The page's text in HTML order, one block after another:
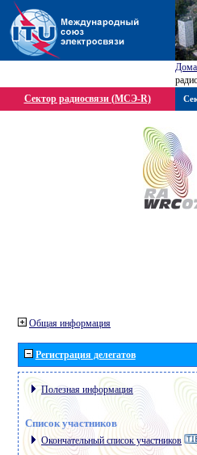
Сектор радиосвязи (МСЭ-R)
Общая информация
Регистрация делегатов
Полезная информация
Список участников
Окончательный список участников